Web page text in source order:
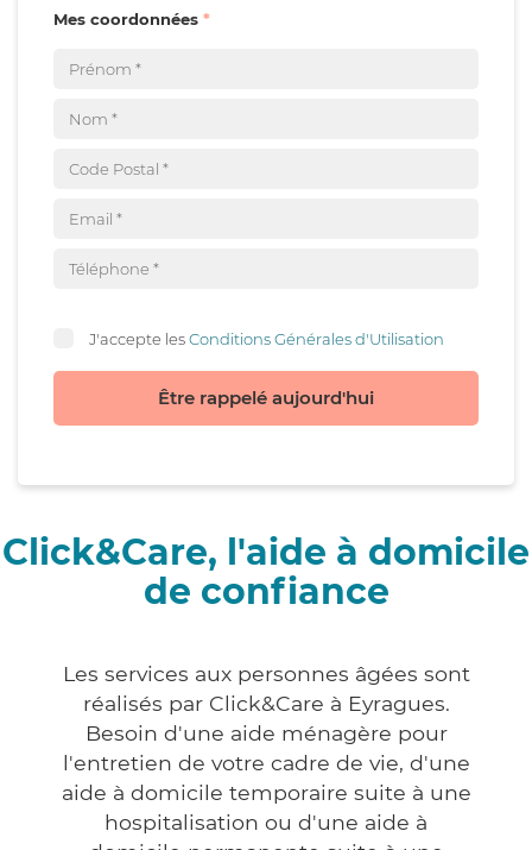
Mes coordonnées
J'accepte lesConditions Générales d'Utilisation
Être rappelé aujourd'hui
Click&Care, l'aide à domicile
de confiance
Les services aux personnes âgées sont
réalisés par Click&Care à Eyragues.
Besoin d'une aide ménagère pour
l'entretien de votre cadre de vie, d'une
aide à domicile temporaire suite à une
hospitalisation ou d'une aide à